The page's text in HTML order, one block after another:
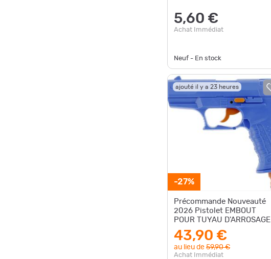
5,60 €
Achat Immédiat
Neuf - En stock
ajouté il y a 23 heures
-27%
Précommande Nouveauté
2026 Pistolet EMBOUT
POUR TUYAU D'ARROSAGE
UMAREX WN99 BLEU
43,90 €
au lieu de 59,90 €
Achat Immédiat